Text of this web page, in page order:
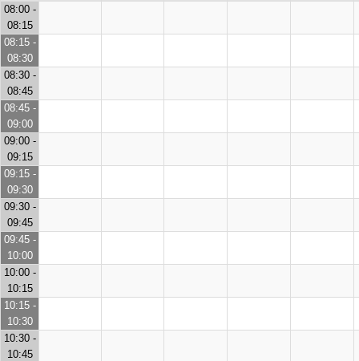
08:00 -
08:15
08:15 -
08:30
08:30 -
08:45
08:45 -
09:00
09:00 -
09:15
09:15 -
09:30
09:30 -
09:45
09:45 -
10:00
10:00 -
10:15
10:15 -
10:30
10:30 -
10:45